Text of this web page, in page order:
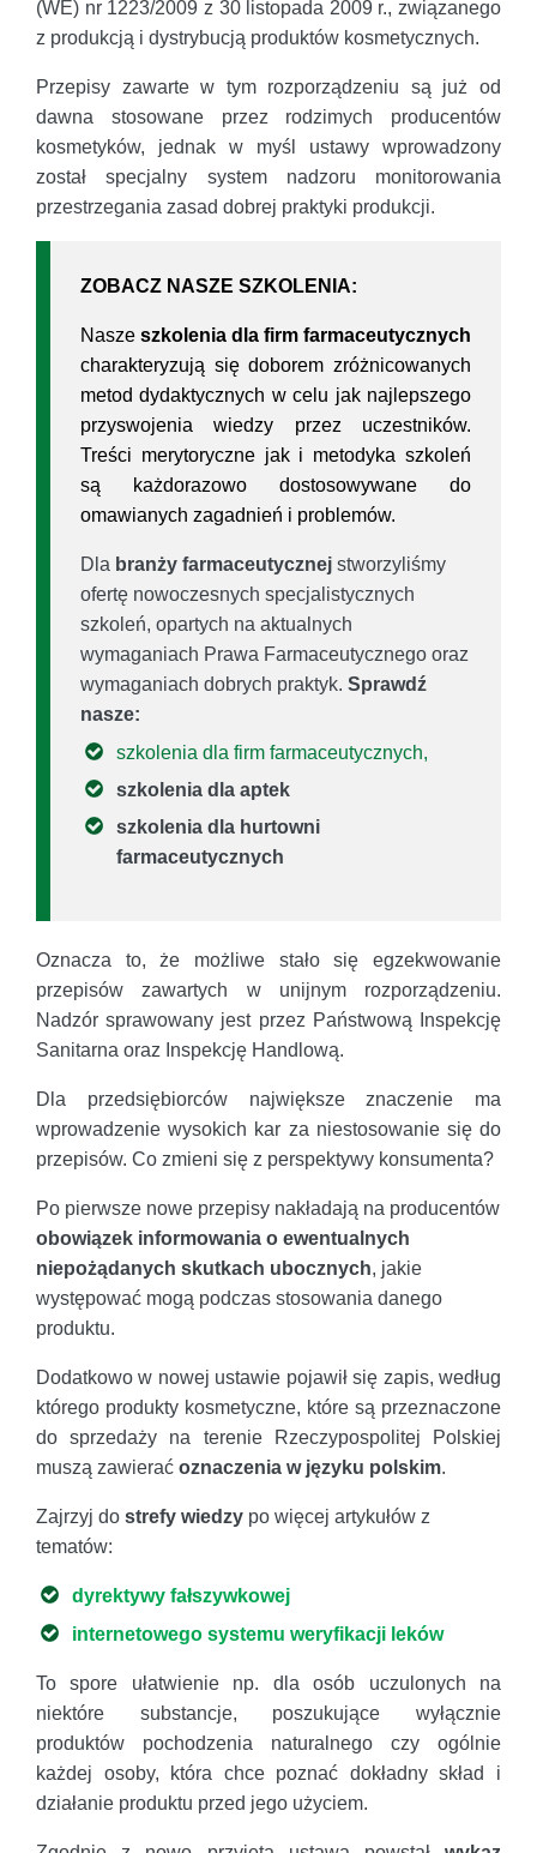
(WE) nr 1223/2009 z 30 listopada 2009 r., związanego
z produkcją i dystrybucją produktów kosmetycznych.
Przepisy zawarte w tym rozporządzeniu są już od
dawna stosowane przez rodzimych producentów
kosmetyków, jednak w myśl ustawy wprowadzony
został specjalny system nadzoru monitorowania
przestrzegania zasad dobrej praktyki produkcji.
ZOBACZ NASZE SZKOLENIA:
Nasze szkolenia dla firm farmaceutycznych
charakteryzują się doborem zróżnicowanych
metod dydaktycznych w celu jak najlepszego
przyswojenia wiedzy przez uczestników.
Treści merytoryczne jak i metodyka szkoleń
są każdorazowo dostosowywane do
omawianych zagadnień i problemów.
Dla branży farmaceutycznej stworzyliśmy
ofertę nowoczesnych specjalistycznych
szkoleń, opartych na aktualnych
wymaganiach Prawa Farmaceutycznego oraz
wymaganiach dobrych praktyk. Sprawdź
nasze:
szkolenia dla firm farmaceutycznych,
szkolenia dla aptek
szkolenia dla hurtowni
farmaceutycznych
Oznacza to, że możliwe stało się egzekwowanie
przepisów zawartych w unijnym rozporządzeniu.
Nadzór sprawowany jest przez Państwową Inspekcję
Sanitarna oraz Inspekcję Handlową.
Dla przedsiębiorców największe znaczenie ma
wprowadzenie wysokich kar za niestosowanie się do
przepisów. Co zmieni się z perspektywy konsumenta?
Po pierwsze nowe przepisy nakładają na producentów
obowiązek informowania o ewentualnych
niepożądanych skutkach ubocznych, jakie
występować mogą podczas stosowania danego
produktu.
Dodatkowo w nowej ustawie pojawił się zapis, według
którego produkty kosmetyczne, które są przeznaczone
do sprzedaży na terenie Rzeczypospolitej Polskiej
muszą zawierać oznaczenia w języku polskim.
Zajrzyj do strefy wiedzy po więcej artykułów z
tematów:
dyrektywy fałszywkowej
internetowego systemu weryfikacji leków
To spore ułatwienie np. dla osób uczulonych na
niektóre substancje, poszukujące wyłącznie
produktów pochodzenia naturalnego czy ogólnie
każdej osoby, która chce poznać dokładny skład i
działanie produktu przed jego użyciem.